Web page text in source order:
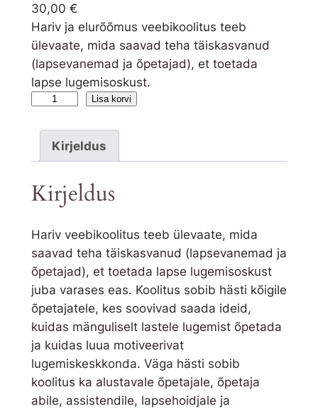
30,00 €
Hariv ja elurõõmus veebikoolitus teeb
ülevaate, mida saavad teha täiskasvanud
(lapsevanemad ja õpetajad), et toetada
lapse lugemisoskust.
g
e
m
i
s
o
s
k
u
s
Lisa korvi
Kirjeldus
Kirjeldus
Hariv veebikoolitus teeb ülevaate, mida
saavad teha täiskasvanud (lapsevanemad ja
õpetajad), et toetada lapse lugemisoskust
juba varases eas. Koolitus sobib hästi kõigile
õpetajatele, kes soovivad saada ideid,
kuidas mänguliselt lastele lugemist õpetada
ja kuidas luua motiveerivat
lugemiskeskkonda. Väga hästi sobib
koolitus ka alustavale õpetajale, õpetaja
abile, assistendile, lapsehoidjale ja